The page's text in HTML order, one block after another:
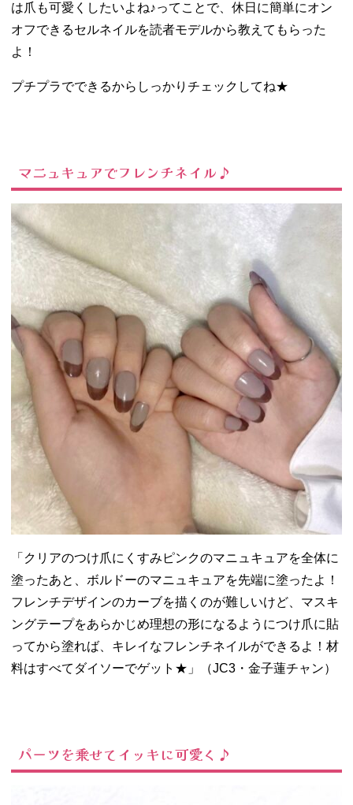
ル♪
02. パーツを乗せ
03. 貼るだけネイ
は爪も可愛くしたいよね♪ってことで、休日に簡単にオン
オフできるセルネイルを読者モデルから教えてもらった
よ！
プチプラでできるからしっかりチェックしてね★
マニュキュアでフレンチネイル♪
「クリアのつけ爪にくすみピンクのマニュキュアを全体に
塗ったあと、ボルドーのマニュキュアを先端に塗ったよ！
フレンチデザインのカーブを描くのが難しいけど、マスキ
ングテープをあらかじめ理想の形になるようにつけ爪に貼
ってから塗れば、キレイなフレンチネイルができるよ！材
料はすべてダイソーでゲット★」（JC3・金子蓮チャン）
パーツを乗せてイッキに可愛く♪